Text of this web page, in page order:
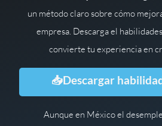
un método claro sobre cómo
empresa. Descarga el
convierte tu experiencia en
📥Descargar
Aunque en México el